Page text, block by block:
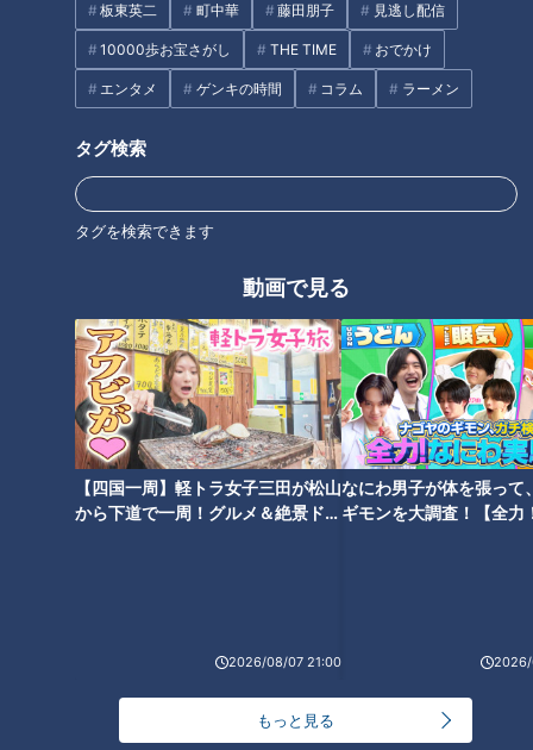
板東英二 町中華 藤田朋子 見逃し配信
10000歩お宝さがし THE TIME おでかけ
エンタメ ゲンキの時間 コラム ラーメン
タグ検索
タグを検索できます
動画で見る
【四国一周】軽トラ女子三田が松山
から下道で一周！グルメ＆絶景ドラ
2026/08/07 21:00
なにわ男子が体を張って
ギモンを大調査！【全力
2026/
もっと見る
チャント！
ランキング
友廣アナの自転車旅｜愛知・蒲郡市へ！三河湾ぐる